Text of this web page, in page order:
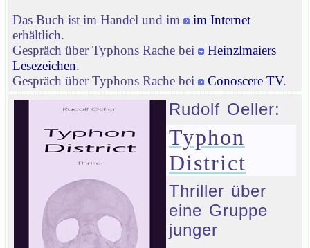
Das Buch ist im Handel und im
im Internet
erhältlich.
Gespräch über Typhons Rache bei
Heinzlmaiers
Lesezeichen.
Gespräch über Typhons Rache bei
Conoscere TV.
Rudolf Oeller:
Typhon
District
Thriller über
eine Gruppe
junger